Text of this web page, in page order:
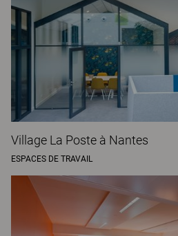
Village La Poste à Nantes
ESPACES DE TRAVAIL